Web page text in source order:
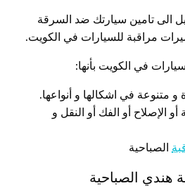
الى تامين سيارتك ضد السرقة
مراقبة للسيارات في الكويت.
في الكويت بأنها:
متنوعة في اشكالها و أنواعها.
الإصلاح أو الفك أو النقل و
الصباحية
هندي الصباحية